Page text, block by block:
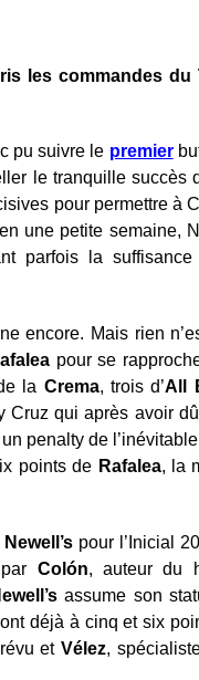
les commandes du
pu suivre le premier
le tranquille succès
pour permettre à
une petite semaine,
parfois la
encore. Mais rien
pour se
la Crema, trois d’All
qui après avoir dû
penalty de
points de Rafalea, la
Newell’spour l’Inicial
Colón, auteur du
assume son
déjà à cinq et six
et Vélez,